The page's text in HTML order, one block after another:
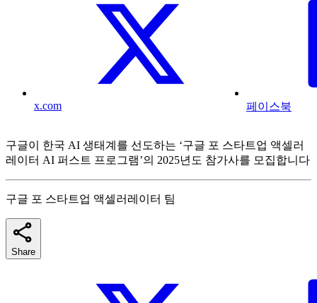
x.com 페이스북
구글이 한국 AI 생태계를 선도하는 ‘구글 포 스타트업 액셀러
레이터 AI 퍼스트 프로그램’의 2025년도 참가사를 모집합니다
구글 포 스타트업 액셀러레이터 팀
Share